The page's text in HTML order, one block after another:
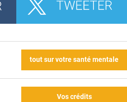
tout sur votre santé mentale
Vos crédits